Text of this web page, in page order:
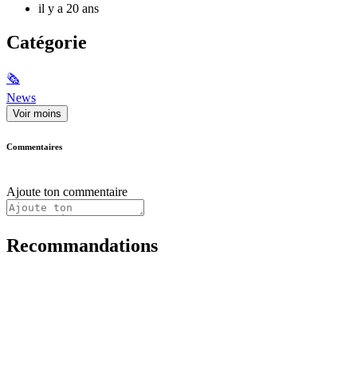
il y a 20 ans
Catégorie
🗞
News
Voir moins
Commentaires
Ajoute ton commentaire
Recommandations